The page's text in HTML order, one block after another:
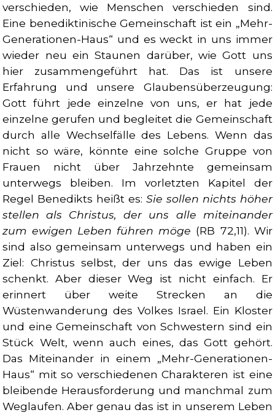
verschieden, wie Menschen verschieden sind.
Eine benediktinische Gemeinschaft ist ein „Mehr-
Generationen-Haus“ und es weckt in uns immer
wieder neu ein Staunen darüber, wie Gott uns
hier zusammengeführt hat. Das ist unsere
Erfahrung und unsere Glaubensüberzeugung:
Gott führt jede einzelne von uns, er hat jede
einzelne gerufen und begleitet die Gemeinschaft
durch alle Wechselfälle des Lebens. Wenn das
nicht so wäre, könnte eine solche Gruppe von
Frauen nicht über Jahrzehnte gemeinsam
unterwegs bleiben. Im vorletzten Kapitel der
Regel Benedikts heißt es: Sie sollen nichts höher
stellen als Christus, der uns alle miteinander
zum ewigen Leben führen möge (RB 72,11). Wir
sind also gemeinsam unterwegs und haben ein
Ziel: Christus selbst, der uns das ewige Leben
schenkt. Aber dieser Weg ist nicht einfach. Er
erinnert über weite Strecken an die
Wüstenwanderung des Volkes Israel. Ein Kloster
und eine Gemeinschaft von Schwestern sind ein
Stück Welt, wenn auch eines, das Gott gehört.
Das Miteinander in einem „Mehr-Generationen-
Haus“ mit so verschiedenen Charakteren ist eine
bleibende Herausforderung und manchmal zum
Weglaufen. Aber genau das ist in unserem Leben